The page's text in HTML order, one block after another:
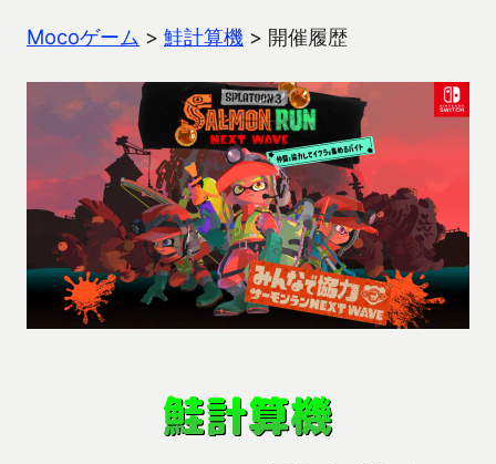
Mocoゲーム > 鮭計算機 > 開催履歴